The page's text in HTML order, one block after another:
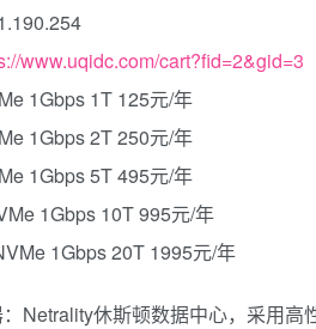
www.uqidc.com/cart?fid=2&gid=3
1Gbps 1T 125元/年
1Gbps 2T 250元/年
1Gbps 5T 495元/年
1Gbps 10T 995元/年
1Gbps 20T 1995元/年
Netrality休斯顿数据中心，采用